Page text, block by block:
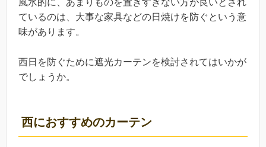
風水的に、あまりものを置きすぎない方が良いとされ
ているのは、大事な家具などの日焼けを防ぐという意
味があります。
西日を防ぐために遮光カーテンを検討されてはいかが
でしょうか。
西におすすめのカーテン